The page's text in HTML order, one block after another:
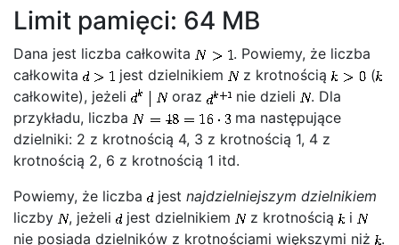
Limit pamięci: 64 MB
Dana jest liczba całkowita
. Powiemy, że liczba
całkowita
jest dzielnikiem z krotnością
(
całkowite), jeżeli
oraz nie dzieli
. Dla
przykładu, liczba
ma następujące
dzielniki: 2 z krotnością 4, 3 z krotnością 1, 4 z
krotnością 2, 6 z krotnością 1 itd.
Powiemy, że liczba
jest najdzielniejszym dzielnikiem
liczby
, jeżeli jest dzielnikiem z krotnością
i
nie posiada dzielników z krotnościami większymi niż
.